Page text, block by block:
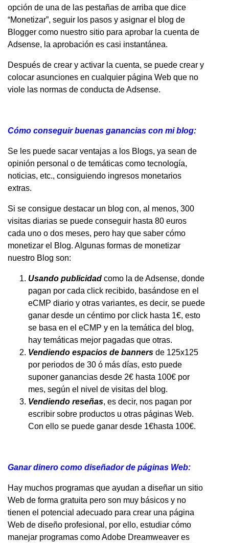
opción de una de las pestañas de arriba que dice
“Monetizar”, seguir los pasos y asignar el blog de
Blogger como nuestro sitio para aprobar la cuenta de
Adsense, la aprobación es casi instantánea.
Después de crear y activar la cuenta, se puede crear y
colocar asunciones en cualquier página Web que no
viole las normas de conducta de Adsense.
Cómo conseguir buenas ganancias con mi blog:
Se les puede sacar ventajas a los Blogs, ya sean de
opinión personal o de temáticas como tecnología,
noticias, etc., consiguiendo ingresos monetarios
extras.
Si se consigue destacar un blog con, al menos, 300
visitas diarias se puede conseguir hasta 80 euros
cada uno o dos meses, pero hay que saber cómo
monetizar el Blog. Algunas formas de monetizar
nuestro Blog son:
Usando publicidad como la de Adsense, donde
pagan por cada click recibido, basándose en el
eCMP diario y otras variantes, es decir, se puede
ganar desde un céntimo por click hasta 1€, esto
se basa en el eCMP y en la temática del blog,
hay temáticas mejor pagadas que otras.
Vendiendo espacios de banners de 125x125
por periodos de 30 ó más días, esto puede
suponer ganancias desde 2€ hasta 100€ por
mes, según el nivel de visitas del blog.
Vendiendo reseñas, es decir, nos pagan por
escribir sobre productos u otras páginas Web.
Con ello se puede ganar desde 1€hasta 100€.
Ganar dinero como diseñador de páginas Web:
Hay muchos programas que ayudan a diseñar un sitio
Web de forma gratuita pero son muy básicos y no
tienen el potencial adecuado para crear una página
Web de diseño profesional, por ello, estudiar cómo
manejar programas como Adobe Dreamweaver es